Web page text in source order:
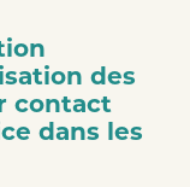
des
contact
dans les